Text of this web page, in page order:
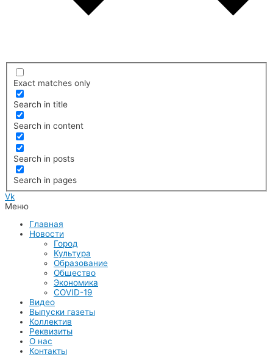
Exact matches only
Search in title
Search in content
Search in posts
Search in pages
Vk
Меню
Главная
Новости
Город
Культура
Образование
Общество
Экономика
COVID-19
Видео
Выпуски газеты
Коллектив
Реквизиты
О нас
Контакты